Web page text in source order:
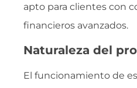
apto para clientes con
financieros avanzados.
Naturaleza del
El funcionamiento de